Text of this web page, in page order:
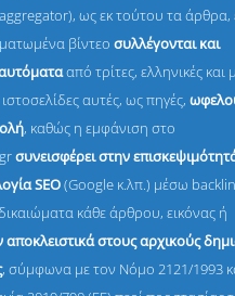
ως εκ τούτου τα άρθρα,
βίντεοσυλλέγονται και
από τρίτες, ελληνικές και
ιστοσελίδες αυτές, ως πηγές,
, καθώς η εμφάνιση στο
συνεισφέρει στην
SEO(Google κ.λπ.) μέσω
κάθε άρθρου, εικόνας ή
στους αρχικούς
, σύμφωνα με τον Νόμο 2121/1993